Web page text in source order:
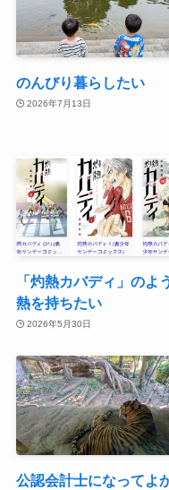
のんびり暮らしたい
2026年7月13日
「灼熱カバディ」のよ
熱を持ちたい
2026年5月30日
公認会計士になってよ